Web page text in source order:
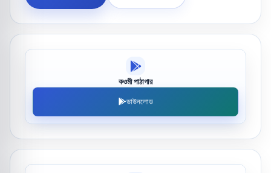
কওমী পাঠাগার
ডাউনলোড